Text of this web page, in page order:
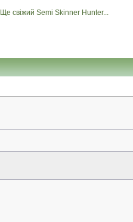
Ще свіжий Semi Skinner Hunter...